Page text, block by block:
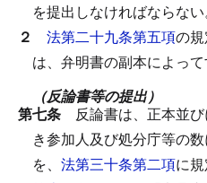
を提出しなければならない
２ 法第二十九条第五項の
は、弁明書の副本によって
（反論書等の提出）
第七条 反論書は、正本並
き参加人及び処分庁等の
を、 法第三十条第二項に